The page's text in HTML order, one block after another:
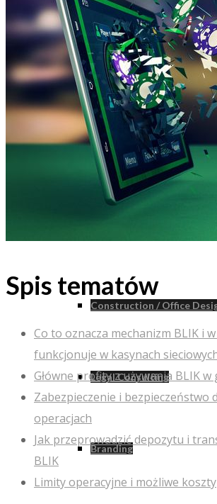
Real Estate Consulting
Real Estate Investment Sales
Strategic Advisroy
Construction / Office
Legal Consulting
Branding
Spis tematów
Co to oznacza mechanizm BLIK i
funkcjonuje w kasynach
Główne profity z używania BLIK
Zabezpieczenie i bezpieczeństwo
operacjach
Jak przeprowadzić depozytu i
BLIK
Limity operacyjne i możliwe koszty